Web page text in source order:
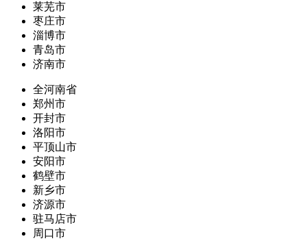
莱芜市
枣庄市
淄博市
青岛市
济南市
全河南省
郑州市
开封市
洛阳市
平顶山市
安阳市
鹤壁市
新乡市
济源市
驻马店市
周口市